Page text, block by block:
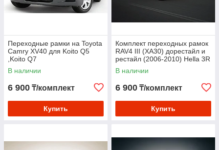
Переходные рамки на Toyota
Camry XV40 для Koito Q5
,Koito Q7
В наличии
6 900 ₸/комплект
Купить
Комплект переходных рамок
RAV4 III (XA30) дорестайл и
рестайл (2006-2010) Hella 3R
В наличии
6 900 ₸/комплект
Купить